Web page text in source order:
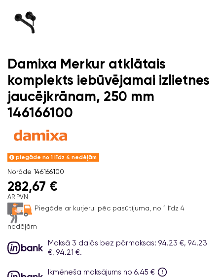
Damixa Merkur atklātais
komplekts iebūvējamai izlietnes
jaucējkrānam, 250 mm
146166100
piegāde no 1 līdz 4 nedēļām
Norāde 146166100
282,67 €
AR PVN
Piegāde ar kurjeru: pēc pasūtījuma, no 1 līdz 4
nedēļām
Maksā 3 daļās bez pārmaksas: 94.23 €, 94.23
€, 94.21 €.
Ikmēneša maksājums no 6.45 €